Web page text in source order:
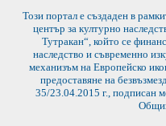
Този портал е създаден в
център за културно
Тутракан“, който се
наследство и съвременно
механизъм на Европейско
предоставяне на
35/23.04.2015 г., подписан